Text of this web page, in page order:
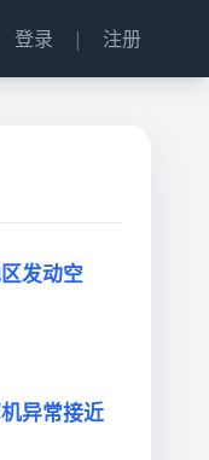
登录 | 注册
发动空
异常接近